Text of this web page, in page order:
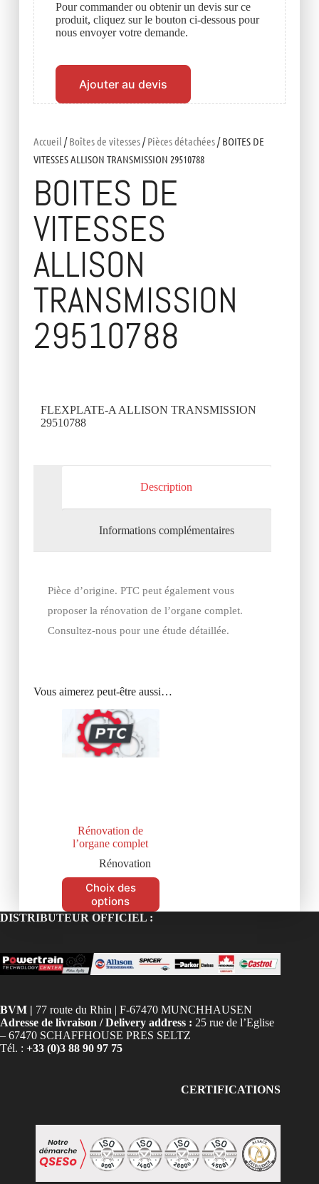
Accueil /Boîtes de vitesses/Pièces détachées/ BOITES DE
VITESSES ALLISON TRANSMISSION 29510788
BOITES DE
VITESSES
ALLISON
TRANSMISSION
29510788
FLEXPLATE-A ALLISON TRANSMISSION
29510788
Description
Informations complémentaires
Pièce d’origine. PTC peut également vous
proposer la rénovation de l’organe complet.
Consultez-nous pour une étude détaillée.
Vous aimerez peut-être aussi…
Rénovation de
l’organe complet
Rénovation
Choix des
options
Pour commander ou obtenir un devis sur ce
produit, cliquez sur le bouton ci-dessous pour
nous envoyer votre demande.
Ajouter au devis
DISTRIBUTEUR OFFICIEL :
BVM | 77 route du Rhin | F-67470 MUNCHHAUSEN
Adresse de livraison / Delivery address : 25 rue de l’Eglise
– 67470 SCHAFFHOUSE PRES SELTZ
Tél. : +33 (0)3 88 90 97 75
CERTIFICATIONS